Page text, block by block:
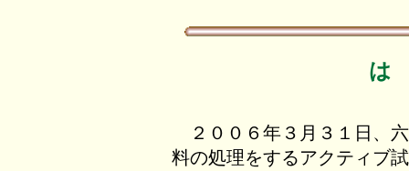
は
２００６年３月３１日、
料の処理をするアクティブ